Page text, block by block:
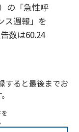
の「急性呼
ス週報」を
数は60.24
すると最後までお